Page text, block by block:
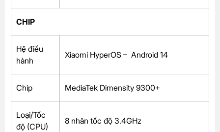
CHIP
Hệ điều
hành
Xiaomi HyperOS – Android 14
Chip MediaTek Dimensity 9300+
Loại/Tốc
độ (CPU)
8 nhân tốc độ 3.4GHz